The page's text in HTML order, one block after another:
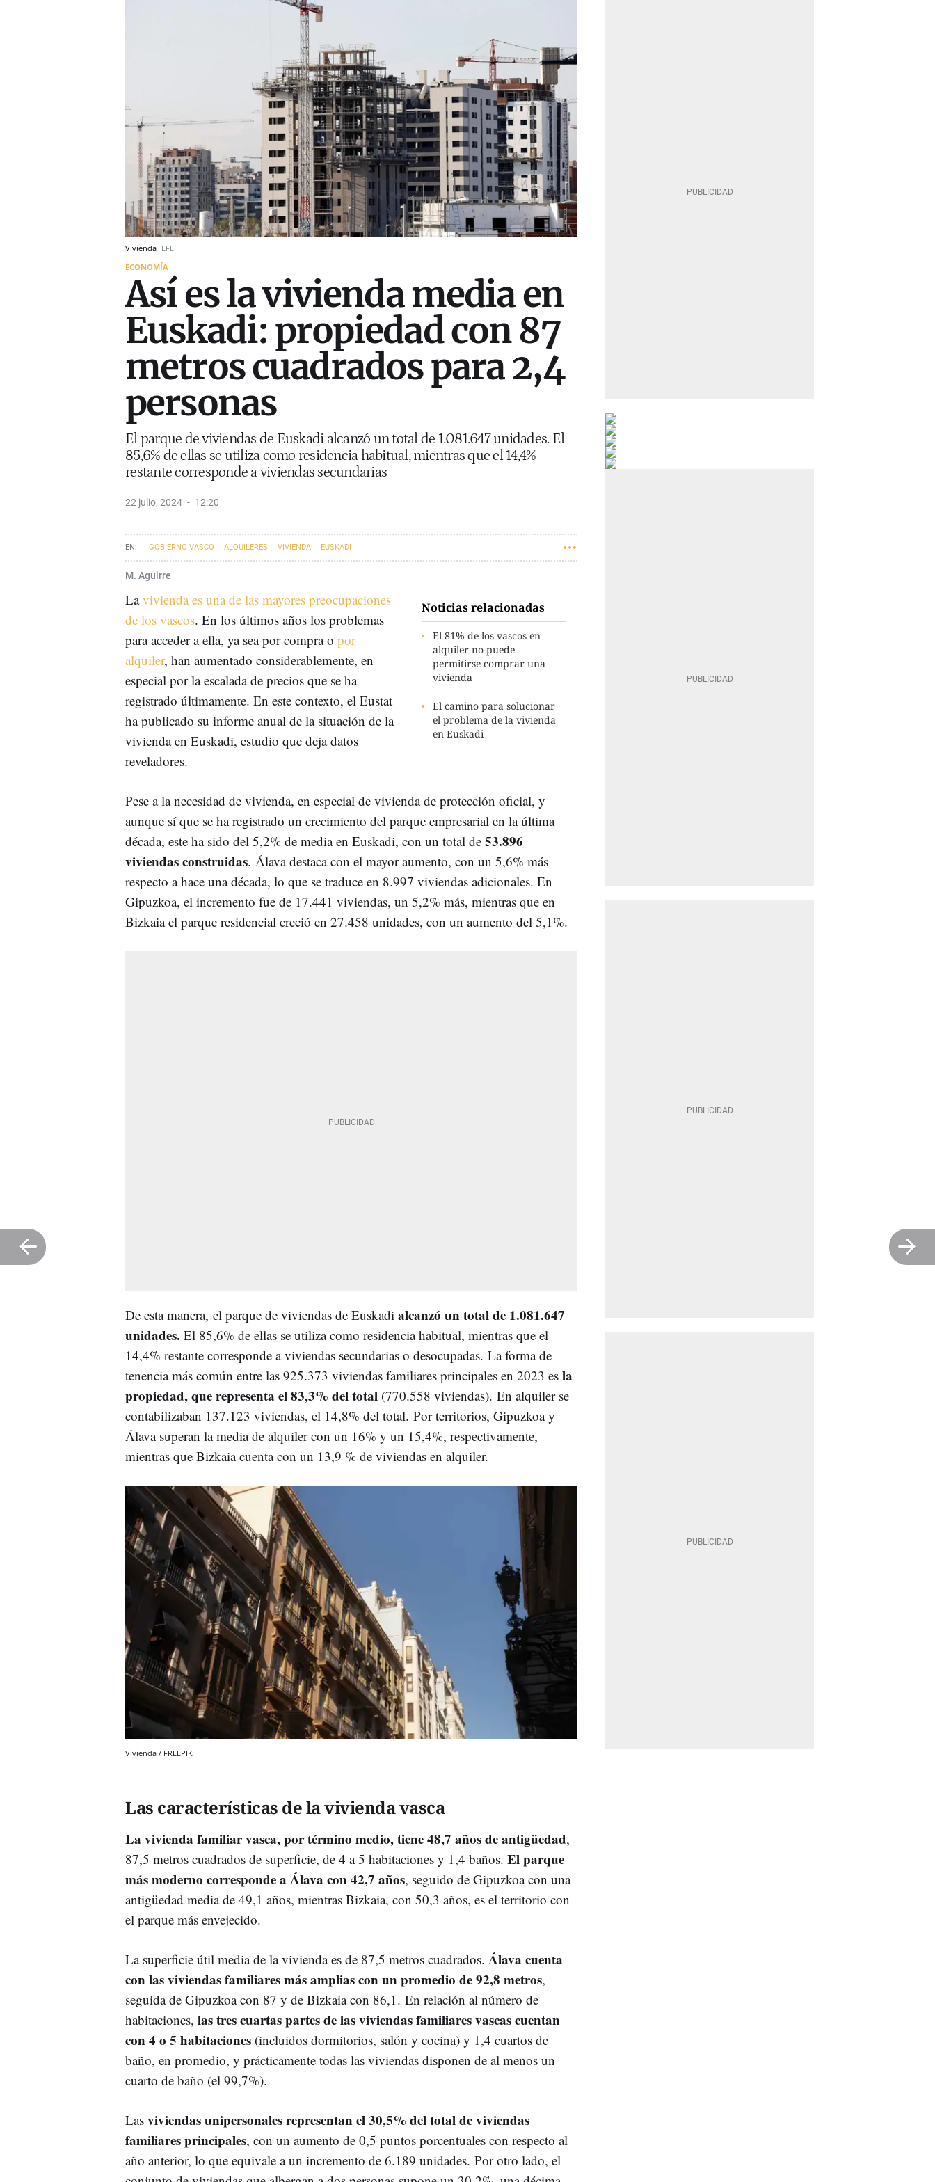
Vivienda EFE
ECONOMÍA
Así es la vivienda media en
Euskadi: propiedad con 87
metros cuadrados para 2,4
personas
El parque de viviendas de Euskadi alcanzó un total de 1.081.647 unidades. El
85,6% de ellas se utiliza como residencia habitual, mientras que el 14,4%
restante corresponde a viviendas secundarias
22 julio, 2024 12:20
GOBIERNO VASCO ALQUILERES VIVIENDA EUSKADI
M. Aguirre
Noticias relacionadas
El 81% de los vascos en
alquiler no puede
permitirse comprar una
vivienda
El camino para solucionar
el problema de la vivienda
en Euskadi
Lavivienda es una de las mayores preocupaciones
de los vascos. En los últimos años los problemas
para acceder a ella, ya sea por compra o por
alquiler, han aumentado considerablemente, en
especial por la escalada de precios que se ha
registrado últimamente. En este contexto, el Eustat
ha publicado su informe anual de la situación de la
vivienda en Euskadi, estudio que deja datos
reveladores.
Pese a la necesidad de vivienda, en especial de vivienda de protección oficial, y
aunque sí que se ha registrado un crecimiento del parque empresarial en la última
década, este ha sido del 5,2% de media en Euskadi, con un total de 53.896
viviendas construidas. Álava destaca con el mayor aumento, con un 5,6% más
respecto a hace una década, lo que se traduce en 8.997 viviendas adicionales. En
Gipuzkoa, el incremento fue de 17.441 viviendas, un 5,2% más, mientras que en
Bizkaia el parque residencial creció en 27.458 unidades, con un aumento del 5,1%.
De esta manera, el parque de viviendas de Euskadi alcanzó un total de 1.081.647
unidades. El 85,6% de ellas se utiliza como residencia habitual, mientras que el
14,4% restante corresponde a viviendas secundarias o desocupadas. La forma de
tenencia más común entre las 925.373 viviendas familiares principales en 2023 es la
propiedad, que representa el 83,3% del total (770.558 viviendas). En alquiler se
contabilizaban 137.123 viviendas, el 14,8% del total. Por territorios, Gipuzkoa y
Álava superan la media de alquiler con un 16% y un 15,4%, respectivamente,
mientras que Bizkaia cuenta con un 13,9 % de viviendas en alquiler.
Vivienda / FREEPIK
Las características de la vivienda vasca
La vivienda familiar vasca, por término medio, tiene 48,7 años de antigüedad,
87,5 metros cuadrados de superficie, de 4 a 5 habitaciones y 1,4 baños. El parque
más moderno corresponde a Álava con 42,7 años, seguido de Gipuzkoa con una
antigüedad media de 49,1 años, mientras Bizkaia, con 50,3 años, es el territorio con
el parque más envejecido.
La superficie útil media de la vivienda es de 87,5 metros cuadrados. Álava cuenta
con las viviendas familiares más amplias con un promedio de 92,8 metros,
seguida de Gipuzkoa con 87 y de Bizkaia con 86,1. En relación al número de
habitaciones, las tres cuartas partes de las viviendas familiares vascas cuentan
con 4 o 5 habitaciones (incluidos dormitorios, salón y cocina) y 1,4 cuartos de
baño, en promedio, y prácticamente todas las viviendas disponen de al menos un
cuarto de baño (el 99,7%).
Las viviendas unipersonales representan el 30,5% del total de viviendas
familiares principales, con un aumento de 0,5 puntos porcentuales con respecto al
año anterior, lo que equivale a un incremento de 6.189 unidades. Por otro lado, el